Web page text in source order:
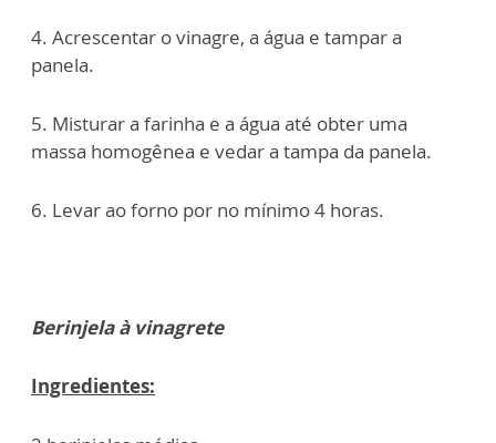
4. Acrescentar o vinagre, a água e tampar a
panela.
5. Misturar a farinha e a água até obter uma
massa homogênea e vedar a tampa da panela.
6. Levar ao forno por no mínimo 4 horas.
Berinjela à vinagrete
Ingredientes: